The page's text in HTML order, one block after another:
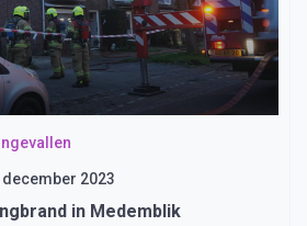
december 2023
in Medemblik